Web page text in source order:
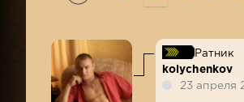
Ратник
kolychenkov
23 апреля